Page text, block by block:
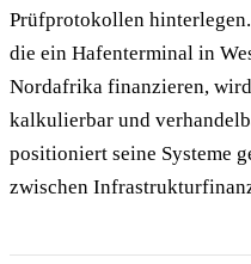
Prüfprotokollen
die ein Hafenterminal in
Nordafrika finanzieren,
kalkulierbar und
positioniert seine Systeme
zwischen